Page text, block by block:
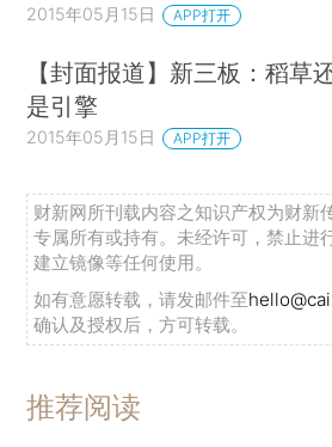
2015年05月15日 APP打开
【封面报道】新三板：稻草
是引擎
2015年05月15日 APP打开
财新网所刊载内容之知识产权为财新
专属所有或持有。未经许可，禁止进
建立镜像等任何使用。
如有意愿转载，请发邮件至
确认及授权后，方可转载。
推荐阅读